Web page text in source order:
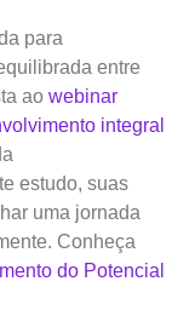
para
entre
ao webinar
integral
estudo, suas
uma jornada
Conheça
do Potencial